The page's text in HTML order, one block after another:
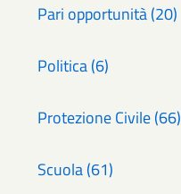
Pari opportunità (20)
Politica (6)
Protezione Civile (66)
Scuola (61)